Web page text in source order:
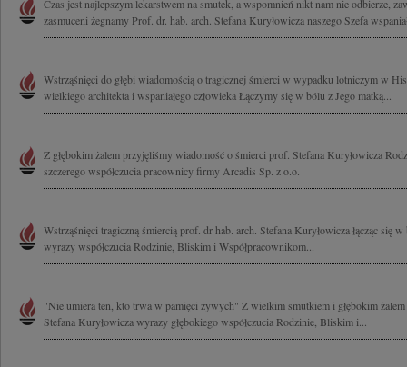
Czas jest najlepszym lekarstwem na smutek, a wspomnień nikt nam nie odbierze,
zasmuceni żegnamy Prof. dr. hab. arch. Stefana Kuryłowicza naszego Szefa
Wstrząśnięci do głębi wiadomością o tragicznej śmierci w wypadku lotniczym w
wielkiego architekta i wspaniałego człowieka Łączymy się w bólu z Jego matką...
Z głębokim żalem przyjęliśmy wiadomość o śmierci prof. Stefana Kuryłowicza
szczerego współczucia pracownicy firmy Arcadis Sp. z o.o.
Wstrząśnięci tragiczną śmiercią prof. dr hab. arch. Stefana Kuryłowicza łącząc się
wyrazy współczucia Rodzinie, Bliskim i Współpracownikom...
"Nie umiera ten, kto trwa w pamięci żywych" Z wielkim smutkiem i głębokim
Stefana Kuryłowicza wyrazy głębokiego współczucia Rodzinie, Bliskim i...